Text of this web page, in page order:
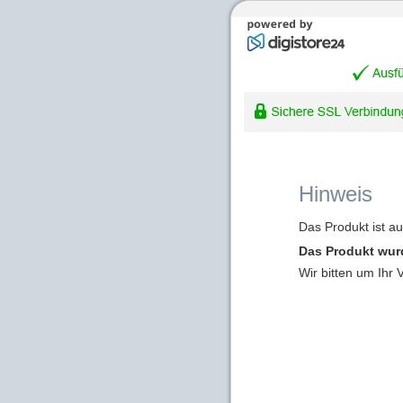
Hinweis
Das Produkt ist
Das Produkt
Wir bitten um Ihr